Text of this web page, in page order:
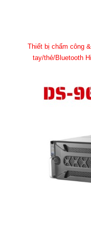
Thiết bị chấm công
tay/thẻ/Bluetooth